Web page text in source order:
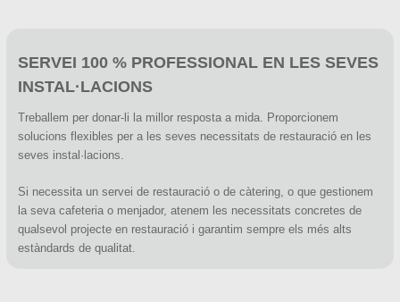
SERVEI 100 % PROFESSIONAL EN LES SEVES
INSTAL·LACIONS
Treballem per donar-li la millor resposta a mida. Proporcionem
solucions flexibles per a les seves necessitats de restauració en les
seves instal·lacions.
Si necessita un servei de restauració o de càtering, o que gestionem
la seva cafeteria o menjador, atenem les necessitats concretes de
qualsevol projecte en restauració i garantim sempre els més alts
estàndards de qualitat.